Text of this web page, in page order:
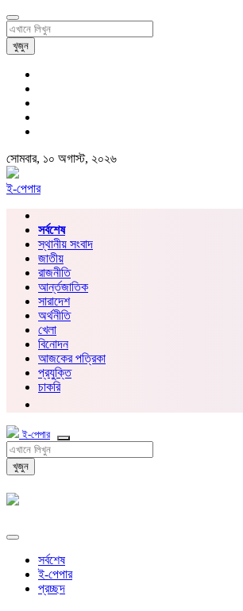
খুজুন
সোমবার, ১০ অগাস্ট, ২০২৬
ই-পেপার
সর্বশেষ
স্থানীয় সংবাদ
জাতীয়
রাজনীতি
আর্ন্তজাতিক
সারাদেশ
অর্থনীতি
খেলা
বিনোদন
আজকের পত্রিকা
প্রযুক্তি
চাকরি
ই-পেপার
খুজুন
সর্বশেষ
ই-পেপার
প্রচ্ছদ